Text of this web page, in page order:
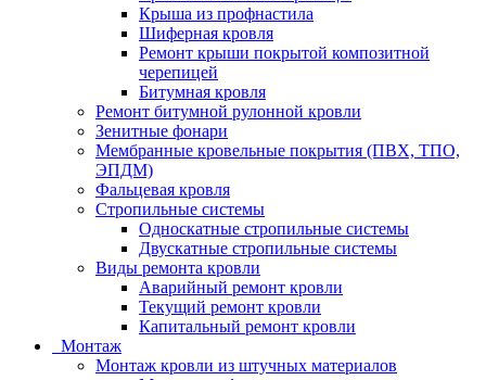
Крыша из профнастила
Шиферная кровля
Ремонт крыши покрытой композитной
черепицей
Битумная кровля
Ремонт битумной рулонной кровли
Зенитные фонари
Мембранные кровельные покрытия (ПВХ, ТПО,
ЭПДМ)
Фальцевая кровля
Стропильные системы
Односкатные стропильные системы
Двускатные стропильные системы
Виды ремонта кровли
Аварийный ремонт кровли
Текущий ремонт кровли
Капитальный ремонт кровли
Монтаж
Монтаж кровли из штучных материалов